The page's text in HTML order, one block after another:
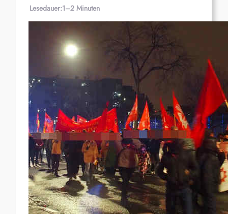
Lesedauer:1–2 Minuten